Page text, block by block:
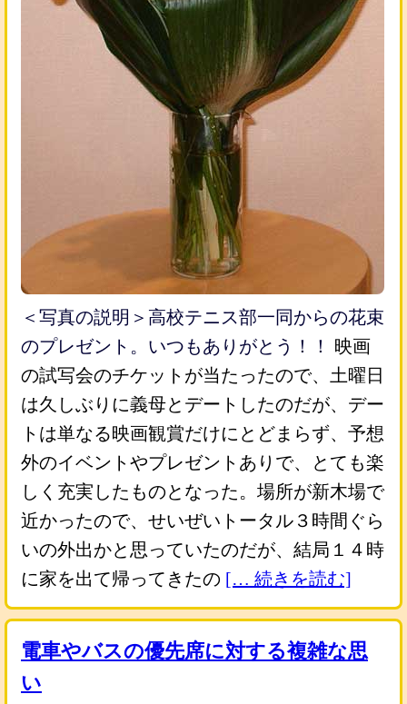
＜写真の説明＞高校テニス部一同からの花束
のプレゼント。いつもありがとう！！
映画
の試写会のチケットが当たったので、土曜日
は久しぶりに義母とデートしたのだが、デー
トは単なる映画観賞だけにとどまらず、予想
外のイベントやプレゼントありで、とても楽
しく充実したものとなった。場所が新木場で
近かったので、せいぜいトータル３時間ぐら
いの外出かと思っていたのだが、結局１４時
に家を出て帰ってきたの [… 続きを読む]
電車やバスの優先席に対する複雑な思
い